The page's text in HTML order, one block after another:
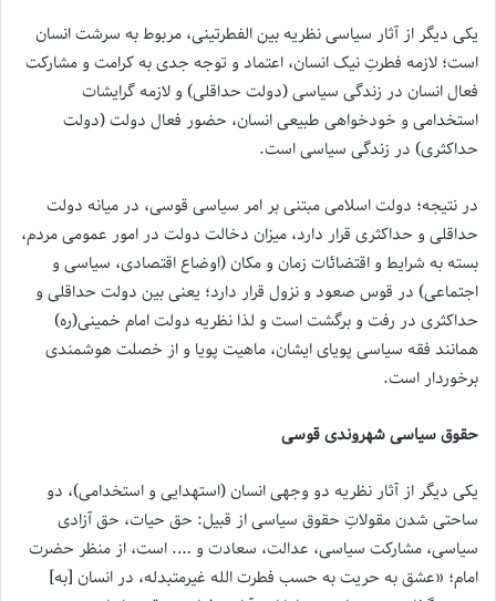
یکی دیگر از آثار سیاسی نظریه بین الفطرتینی، مربوط به سرشت انسان
است؛ لازمه فطرتِ نیک انسان، اعتماد و توجه جدی به کرامت و مشارکت
فعال انسان در زندگی سیاسی (دولت حداقلی) و لازمه گرایشات
استخدامی و خودخواهی طبیعی انسان، حضور فعال دولت (دولت
حداکثری) در زندگی سیاسی است.
در نتیجه؛ دولت اسلامی مبتنی بر امر سیاسی قوسی، در میانه دولت
حداقلی و حداکثری قرار دارد، میزان دخالت دولت در امور عمومی مردم،
بسته به شرایط و اقتضائات زمان و مکان (اوضاع اقتصادی، سیاسی و
اجتماعی) در قوس صعود و نزول قرار دارد‌؛ یعنی بین دولت حداقلی و
حداکثری در رفت و برگشت است و لذا نظریه دولت امام خمینی(ره)
همانند فقه سیاسی پویای ایشان، ماهیت پویا و از خصلت هوشمندی
برخوردار است.
حقوق سیاسی شهروندی قوسی
یکی دیگر از آثار نظریه دو وجهی انسان (استهدایی و استخدامی)، دو
ساحتی شدن مقولاتِ حقوق سیاسی از قبیل: حق حیات، حق آزادی
سیاسی، مشارکت سیاسی، عدالت، سعادت و …. است، از منظر حضرت
امام؛ «عشق به حریت به حسب فطرت الله غیر‌متبدله، در انسان [به]